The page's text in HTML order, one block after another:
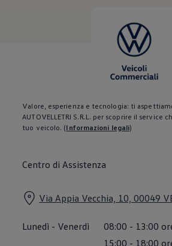
Leasing Finanziario
Servizi Assicurativi
Polizza Protezione
Assicurazione GAP
Estensione Garanzia
Furto e incendio
Safe inMotion e Capital
Allestimenti e
Allestimenti chiavi in
Trasporto persone con
Mobilità elettrica e Ibrida Plug-In
Soluzioni di ricarica e
Simulatore
Ricarica domestica
Ricarica in movimento
Valore, esperienza e tecnologia: ti
AUTOVELLETRI S.R.L. per scoprire il service
tuo veicolo. (Informazioni legali)
Centro di Assistenza
Via Appia Vecchia, 10, 00049
Lunedì - Venerdì 08:00 - 13:00
15:00 - 18:00